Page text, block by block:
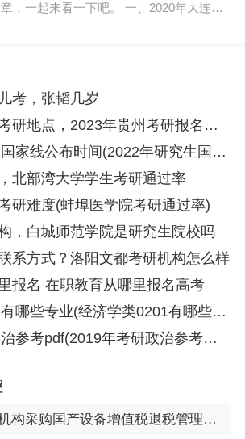
，一起来看一下吧。 一、2020年大连比
考，张韬几岁
地点，2023年贵州考研报名总人数
布时间(2022年研究生国家线公布时间最新消息)
北部湾大学学生考研通过率
研难度(蚌埠医学院考研通过率)
，白城师范学院是研究生院校吗
系方式？洛阳文都考研机构怎么样
报名 在职教育从哪里报名高考
些专业(经济学类0201有哪些专业可选)
年考研政治参考及答案解析(完整版))
关于修订《研发机构采购国产设备增值税退税管理办法》的公告（国家税务总局公告2023年第20号）